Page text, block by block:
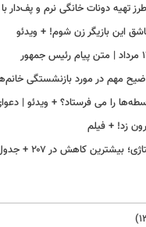
تهیه دونات خانگی نرم و پف‌دار
این بازیگر زن شوم! + ویدئو
مهم در مورد بازنشستگی
را می فرستاد؟ + ویدئو |
زد! + فیلم
کاهش در ۲۰۷ + جدول قیمت